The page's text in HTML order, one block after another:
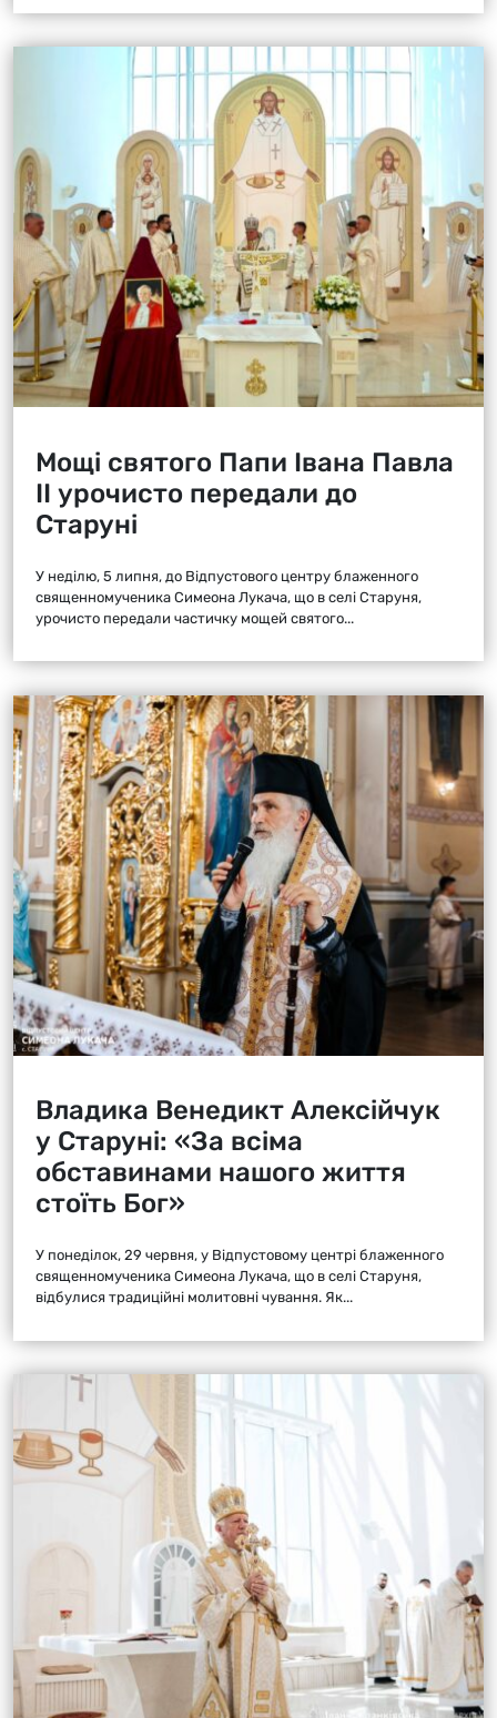
Мощі святого Папи Івана Павла
ІІ урочисто передали до
Старуні
У неділю, 5 липня, до Відпустового центру блаженного
священномученика Симеона Лукача, що в селі Старуня,
урочисто передали частичку мощей святого...
Владика Венедикт Алексійчук
у Старуні: «За всіма
обставинами нашого життя
стоїть Бог»
У понеділок, 29 червня, у Відпустовому центрі блаженного
священномученика Симеона Лукача, що в селі Старуня,
відбулися традиційні молитовні чування. Як...